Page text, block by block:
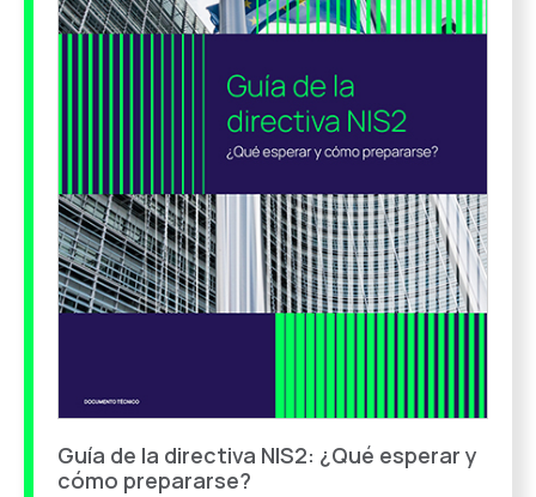
Guía de la directiva NIS2: ¿Qué esperar y
cómo prepararse?